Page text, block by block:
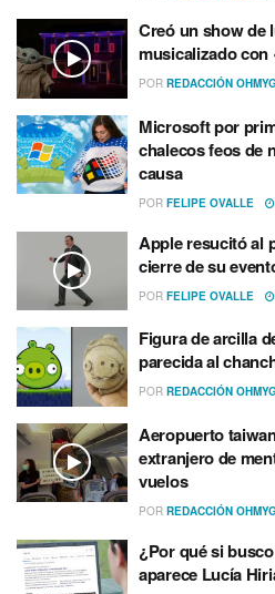
Creó un show de
musicalizado con
POR REDACCIÓN
Microsoft por
chalecos feos de
causa
POR FELIPE OVALLE
Apple resucitó al
cierre de su
POR FELIPE OVALLE
Figura de arcilla
parecida al
POR REDACCIÓN
Aeropuerto
extranjero de
vuelos
POR REDACCIÓN
¿Por qué si
aparece Lucí­a